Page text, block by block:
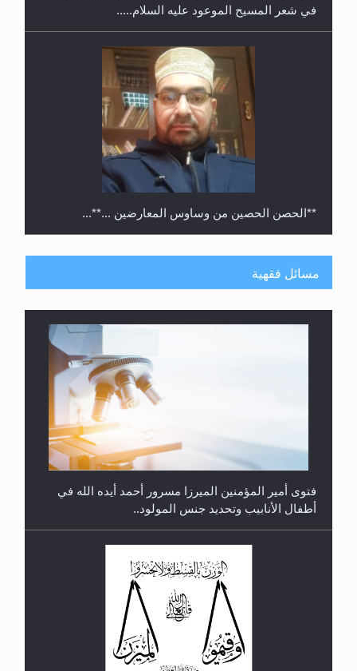
في شعر المسيح الموعود عليه السلام.....
**الحصن الحصين من وساوس المعارضين ...**...
رأيٌ في لغة المسيح الموعود عليه السلام.. 4...
مسائل فقهية
فتوى أمير المؤمنين الميرزا مسرور أحمد أيده الله في
أطفال الأنابيب وتحديد جنس المولود..